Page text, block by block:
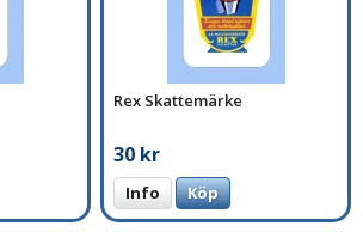
Rex Skattemärke
30 kr
Info Köp